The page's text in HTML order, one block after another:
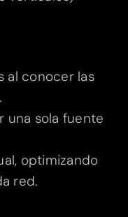
al conocer las
una sola fuente
optimizando
red.